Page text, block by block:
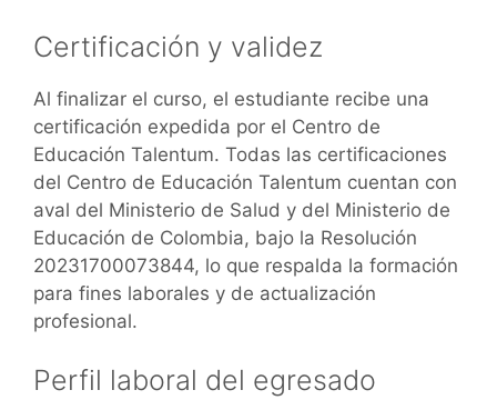
Certificación y validez
Al finalizar el curso, el estudiante recibe una
certificación expedida por el Centro de
Educación Talentum. Todas las certificaciones
del Centro de Educación Talentum cuentan con
aval del Ministerio de Salud y del Ministerio de
Educación de Colombia, bajo la Resolución
20231700073844, lo que respalda la formación
para fines laborales y de actualización
profesional.
Perfil laboral del egresado